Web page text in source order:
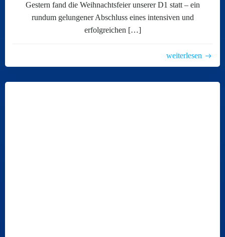
Gestern fand die Weihnachtsfeier unserer D1 statt – ein
rundum gelungener Abschluss eines intensiven und
erfolgreichen […]
weiterlesen